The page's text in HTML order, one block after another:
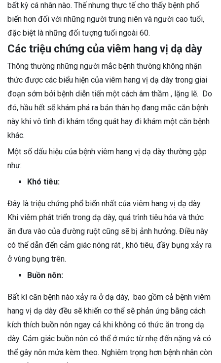
bất kỳ cá nhân nào. Thế nhưng thực tế cho thấy bệnh phổ
biến hơn đối với những người trung niên và người cao tuổi,
đặc biệt là những đối tượng tuổi ngoài 60.
Các triệu chứng của viêm hang vị dạ dày
Thông thường những người mắc bệnh thường không nhận
thức được các biểu hiện của viêm hang vị dạ dày trong giai
đoạn sớm bởi bệnh diễn tiến một cách âm thầm , lặng lẽ. Do
đó, hầu hết sẽ khám phá ra bản thân họ đang mắc căn bệnh
này khi vô tình đi khám tổng quát hay đi khám một căn bệnh
khác.
Một số dấu hiệu của bệnh viêm hang vị dạ dày thường gặp
như:
Khó tiêu:
Đây là triệu chứng phổ biến nhất của viêm hang vị dạ dày.
Khi viêm phát triển trong dạ dày, quá trình tiêu hóa và thức
ăn đưa vào của đường ruột cũng sẽ bị ảnh hưởng. Điều này
có thể dẫn đến cảm giác nóng rát , khó tiêu, đầy bụng xảy ra
ở vùng bụng trên.
Buồn nôn:
Bất kì căn bệnh nào xảy ra ở dạ dày, bao gồm cả bệnh viêm
hang vị dạ dày đều sẽ khiến cơ thể sẽ phản ứng bằng cách
kích thích buồn nôn ngay cả khi không có thức ăn trong dạ
dày. Cảm giác buồn nôn có thể ở mức từ nhẹ đến nặng và có
thể gây nôn mửa kèm theo. Nghiêm trọng hơn bệnh nhân còn